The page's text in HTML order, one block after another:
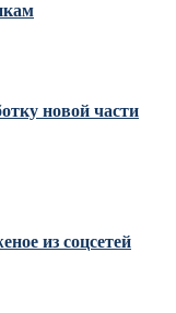
новой части
из соцсетей